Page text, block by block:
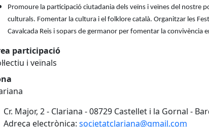
Promoure la participació ciutadania dels veïns i veïnes del nostre
culturals. Fomentar la cultura i el folklore català. Organitzar les
Cavalcada Reis i sopars de germanor per fomentar la convivència
participació
i veïnals
Cr. Major, 2 - Clariana - 08729 Castellet i la Gornal -
Adreça electrònica: societatclariana@gmail.com